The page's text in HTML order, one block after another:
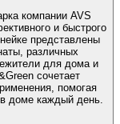
компании AVS
и быстрого
представлены
различных
для дома и
сочетает
помогая
доме каждый день.